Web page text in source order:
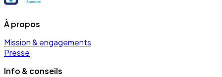
À propos
Mission & engagements
Presse
Info & conseils